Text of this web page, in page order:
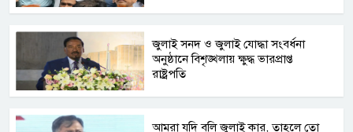
জুলাই সনদ ও জুলাই যোদ্ধা সংবর্ধনা
অনুষ্ঠানে বিশৃঙ্খলায় ক্ষুদ্ধ ভারপ্রাপ্ত
রাষ্ট্রপতি
আমরা যদি বলি জুলাই কার, তাহলে তো